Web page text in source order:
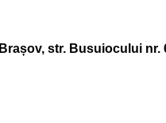
Brașov, str. Busuiocului nr.